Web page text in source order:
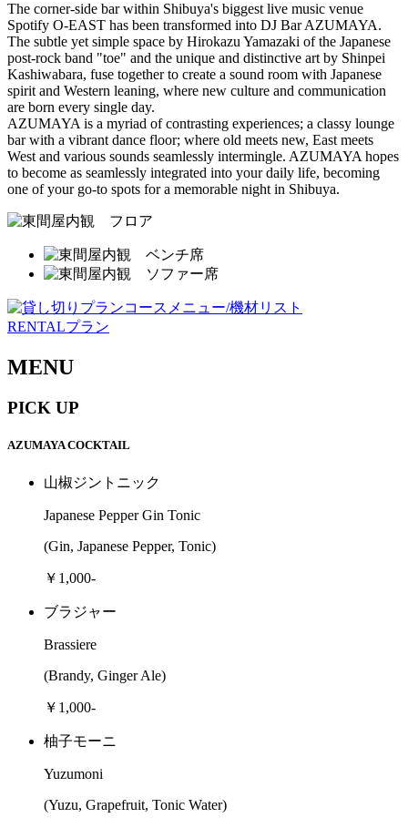
The corner-side bar within Shibuya's biggest live music venue
Spotify O-EAST has been transformed into DJ Bar AZUMAYA.
The subtle yet simple space by Hirokazu Yamazaki of the Japanese
post-rock band "toe" and the unique and distinctive art by Shinpei
Kashiwabara, fuse together to create a sound room with Japanese
spirit and Western leaning, where new culture and communication
are born every single day.
AZUMAYA is a myriad of contrasting experiences; a classy lounge
bar with a vibrant dance floor; where old meets new, East meets
West and various sounds seamlessly intermingle. AZUMAYA hopes
to become as seamlessly integrated into your daily life, becoming
one of your go-to spots for a memorable night in Shibuya.
RENTALプラン
MENU
PICK UP
AZUMAYA COCKTAIL
山椒ジントニック
Japanese Pepper Gin Tonic
(Gin, Japanese Pepper, Tonic)
￥1,000-
ブラジャー
Brassiere
(Brandy, Ginger Ale)
￥1,000-
柚子モーニ
Yuzumoni
(Yuzu, Grapefruit, Tonic Water)